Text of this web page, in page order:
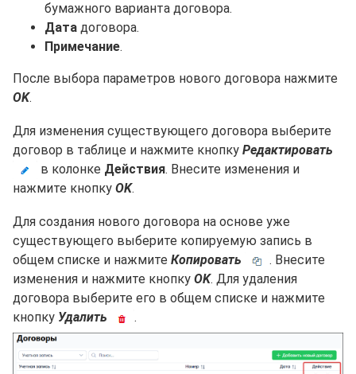
бумажного варианта договора.
Дата договора.
Примечание.
После выбора параметров нового договора нажмите
OK.
Для изменения существующего договора выберите
договор в таблице и нажмите кнопку Редактировать
в колонке Действия. Внесите изменения и
нажмите кнопку OK.
Для создания нового договора на основе уже
существующего выберите копируемую запись в
общем списке и нажмите Копировать
. Внесите
изменения и нажмите кнопку OK. Для удаления
договора выберите его в общем списке и нажмите
кнопку Удалить .